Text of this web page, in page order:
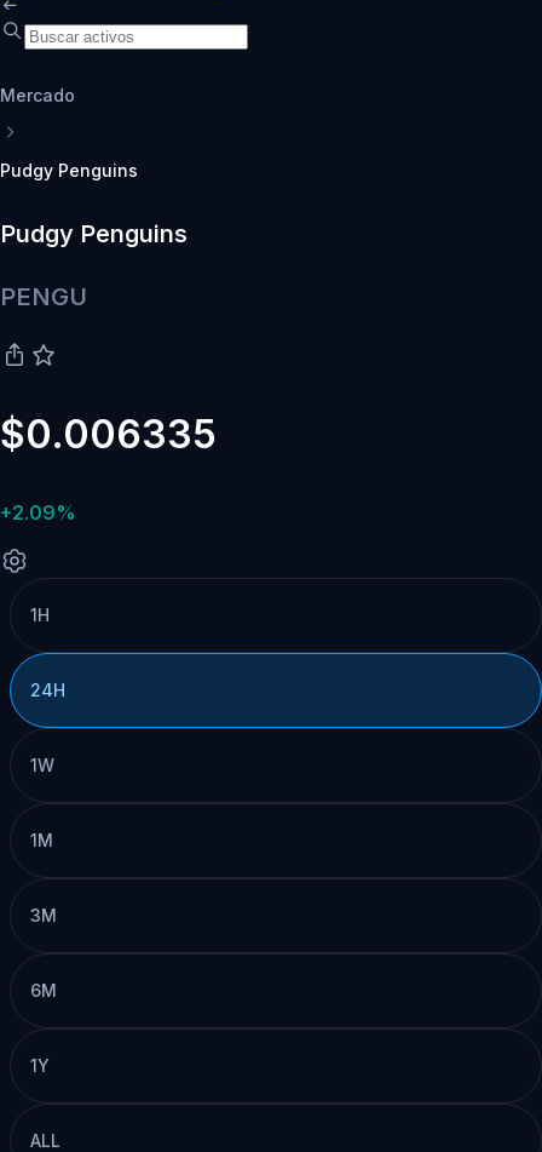
Mercado
Pudgy Penguins
Pudgy Penguins
PENGU
$0.006335
+2.09%
1H
24H
1W
1M
3M
6M
1Y
ALL